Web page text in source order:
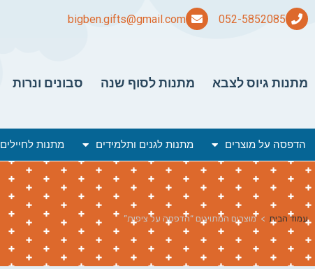
bigben.gifts@gmail.com
מתנות גיוס לצבא מתנות לסוף שנה סבונים ונרות
הדפסה על מוצרים מתנות לגנים ותלמידים מתנות לחיילים
עמוד הבית > מוצרים המתויגים “הדפסה על ציפית”